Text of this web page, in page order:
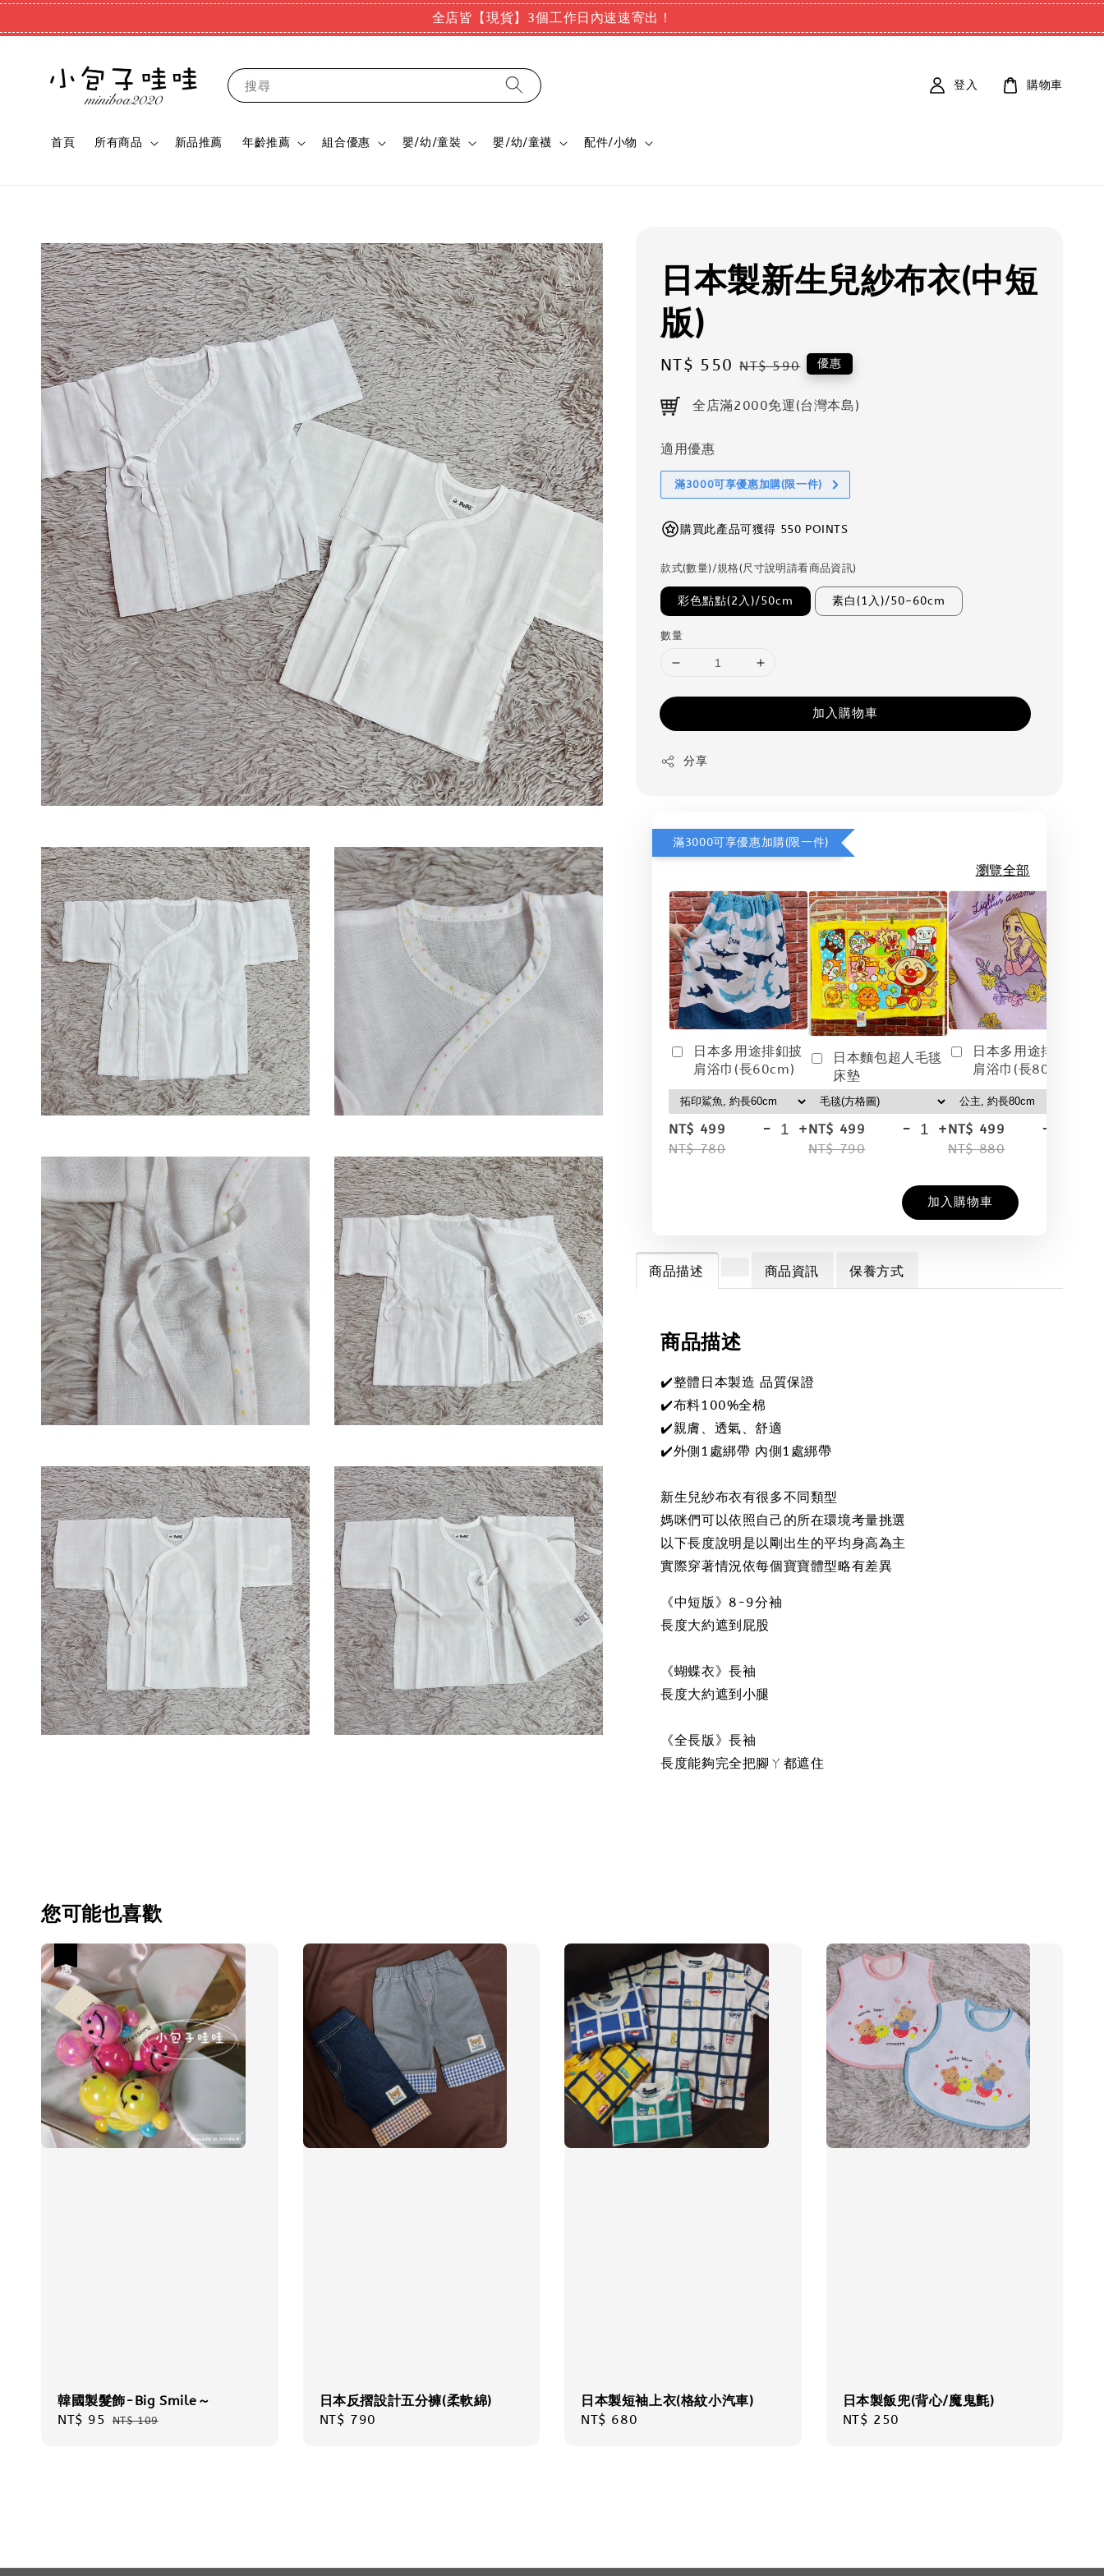
全店皆【現貨】3個工作日內速速寄出！
搜尋
首頁 所有商品 新品推薦 年齡推薦 組合優惠 嬰/幼/童裝 嬰/幼/童襪 配件/小物
登入 購物車
日本製新生兒紗布衣(中短
版)
Sale
NT$ 550 Regular
NT$ 590 優惠
全店滿2000免運(台灣本島)
適用優惠
滿3000可享優惠加購(限一件)
購買此產品可獲得 550 POINTS
款式(數量)/規格(尺寸說明請看商品資訊)
彩色點點(2入)/50cm 素白(1入)/50~60cm
數量
加入購物車
分享
滿3000可享優惠加購(限一件)
瀏覽全部
日本多用途排釦披
肩浴巾(長60cm)
NT$ 499
NT$ 780
- +
日本麵包超人毛毯
床墊
NT$ 499
NT$ 790
- +
日本多用途排釦披
肩浴巾(長80cm)
NT$ 499
NT$ 880
-
加入購物車
商品描述 商品資訊 保養方式
商品描述
✔️整體日本製造 品質保證
✔️布料100%全棉
✔️親膚、透氣、舒適
✔️外側1處綁帶 內側1處綁帶
新生兒紗布衣有很多不同類型
媽咪們可以依照自己的所在環境考量挑選
以下長度說明是以剛出生的平均身高為主
實際穿著情況依每個寶寶體型略有差異
《中短版》8-9分袖
長度大約遮到屁股
《蝴蝶衣》長袖
長度大約遮到小腿
《全長版》長袖
長度能夠完全把腳ㄚ都遮住
您可能也喜歡
韓國製髮飾-Big Smile～
Sale
NT$ 95 Regular
NT$ 109
日本反摺設計五分褲(柔軟綿)
Regular
NT$ 790
日本製短袖上衣(格紋小汽車)
Regular
NT$ 680
日本製飯兜(背心/魔鬼氈)
Regular
NT$ 250